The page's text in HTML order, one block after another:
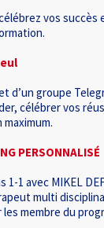
vos succès
d’un groupe
célébrer vos
PERSONNALISÉ
1 avec MIKEL
multi
membre du